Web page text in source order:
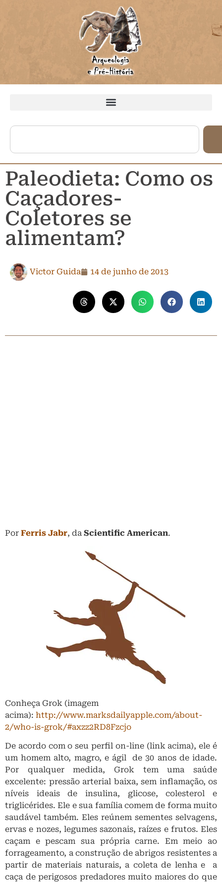
Paleodieta: Como os
Caçadores-
Coletores se
alimentam?
Victor Guida 14 de junho de 2013
Por Ferris Jabr, da Scientific American.
Conheça Grok (imagem
acima): http://www.marksdailyapple.com/about-
2/who-is-grok/#axzz2RD8Fzcjo
De acordo com o seu perfil on-line (link acima), ele é
um homem alto, magro, e ágil de 30 anos de idade.
Por qualquer medida, Grok tem uma saúde
excelente: pressão arterial baixa, sem inflamação, os
níveis ideais de insulina, glicose, colesterol e
triglicérides. Ele e sua família comem de forma muito
saudável também. Eles reúnem sementes selvagens,
ervas e nozes, legumes sazonais, raízes e frutos. Eles
caçam e pescam sua própria carne. Em meio ao
forrageamento, a construção de abrigos resistentes a
partir de materiais naturais, a coleta de lenha e a
caça de perigosos predadores muito maiores do que